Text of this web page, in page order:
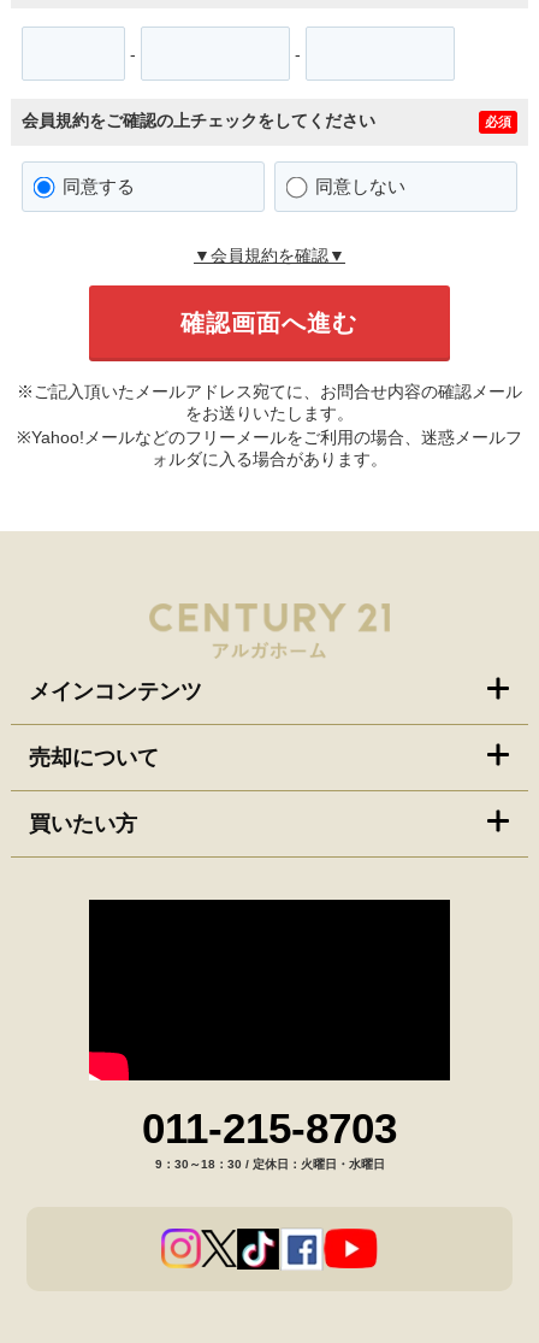
- -
会員規約をご確認の上チェックをしてください 必須
同意する 同意しない
▼会員規約を確認▼
※ご記入頂いたメールアドレス宛てに、お問合せ内容の確認メール
をお送りいたします。
※Yahoo!メールなどのフリーメールをご利用の場合、迷惑メールフ
ォルダに入る場合があります。
メインコンテンツ
売却について
買いたい方
011-215-8703
9：30～18：30 / 定休日：火曜日・水曜日